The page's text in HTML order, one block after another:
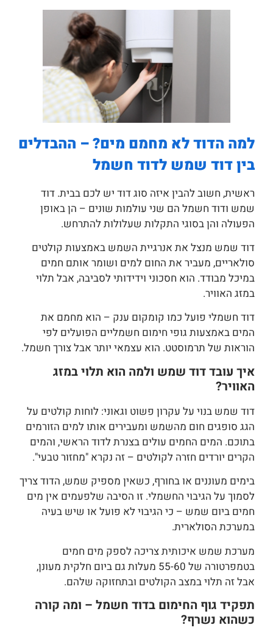
למה הדוד לא מחמם מים? – ההבדלים
בין דוד שמש לדוד חשמל
ראשית, חשוב להבין איזה סוג דוד יש לכם בבית. דוד
שמש ודוד חשמל הם שני עולמות שונים – הן באופן
הפעולה והן בסוגי התקלות שעלולות להתרחש.
דוד שמש מנצל את אנרגיית השמש באמצעות קולטים
סולאריים, מעביר את החום למים ושומר אותם חמים
במיכל מבודד. הוא חסכוני וידידותי לסביבה, אבל תלוי
במזג האוויר.
דוד חשמלי פועל כמו קומקום ענק – הוא מחמם את
המים באמצעות גופי חימום חשמליים הפועלים לפי
הוראות של תרמוסטט. הוא עצמאי יותר אבל צורך חשמל.
איך עובד דוד שמש ולמה הוא תלוי במזג
האוויר?
דוד שמש בנוי על עקרון פשוט וגאוני: לוחות קולטים על
הגג סופגים חום מהשמש ומעבירים אותו למים הזורמים
בתוכם. המים החמים עולים בצנרת לדוד הראשי, והמים
הקרים יורדים חזרה לקולטים – זה נקרא "מחזור טבעי".
בימים מעוננים או בחורף, כשאין מספיק שמש, הדוד צריך
לסמוך על הגיבוי החשמלי. זו הסיבה שלפעמים אין מים
חמים ביום שמש – כי הגיבוי לא פועל או שיש בעיה
במערכת הסולארית.
מערכת שמש איכותית צריכה לספק מים חמים
בטמפרטורה של 55-60 מעלות גם ביום חלקית מעונן,
אבל זה תלוי במצב הקולטים ובתחזוקה שלהם.
תפקיד גוף החימום בדוד חשמל – ומה קורה
כשהוא נשרף?